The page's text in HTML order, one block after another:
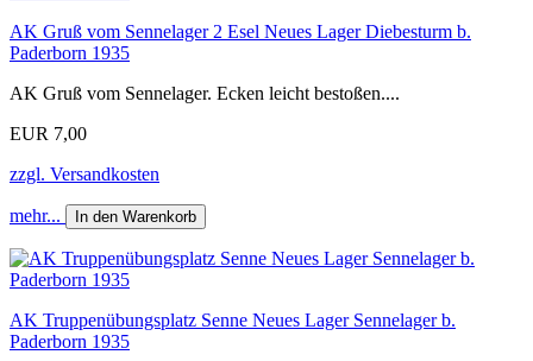
AK Gruß vom Sennelager 2 Esel Neues Lager Diebesturm b.
Paderborn 1935
AK Gruß vom Sennelager. Ecken leicht bestoßen....
EUR 7,00
zzgl. Versandkosten
mehr... In den Warenkorb
AK Truppenübungsplatz Senne Neues Lager Sennelager b.
Paderborn 1935